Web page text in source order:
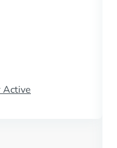
Active